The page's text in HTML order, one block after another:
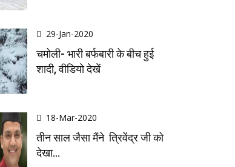
29-Jan-2020
चमोली- भारी बर्फबारी के बीच हुई
शादी, वीडियो देखें
18-Mar-2020
तीन साल जैसा मैंने त्रिवेंद्र जी को
देखा...